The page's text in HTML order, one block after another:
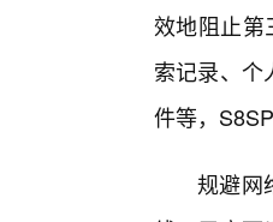
效地阻止第
索记录、个
件等，
规避网